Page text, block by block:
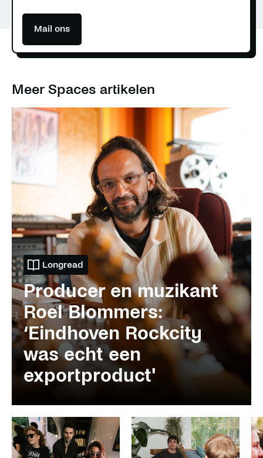
Mail ons
Meer Spaces artikelen
Longread
Producer en muzikant
Roel Blommers:
‘Eindhoven Rockcity
was echt een
exportproduct'